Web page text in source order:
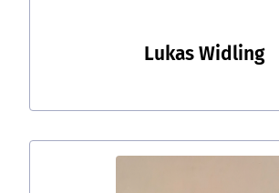
Lukas Widling